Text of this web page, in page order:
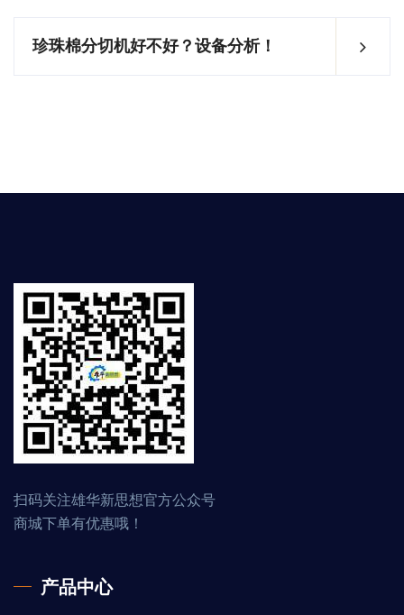
珍珠棉分切机好不好？设备分析！
扫码关注雄华新思想官方公众号
商城下单有优惠哦！
产品中心